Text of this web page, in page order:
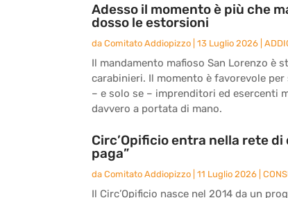
Adesso il momento è più che
dosso le estorsioni
da Comitato Addiopizzo 13 Luglio 2026
Il mandamento mafioso San Lorenzo è
carabinieri. Il momento è favorevole
– e solo se – imprenditori ed esercenti
davvero a portata di mano.
Circ’Opificio entra nella rete
paga”
da Comitato Addiopizzo 11 Luglio 2026
Il Circ’Opificio nasce nel 2014 da un